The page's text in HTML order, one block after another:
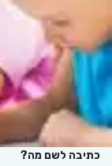
כתיבה לשם מה?